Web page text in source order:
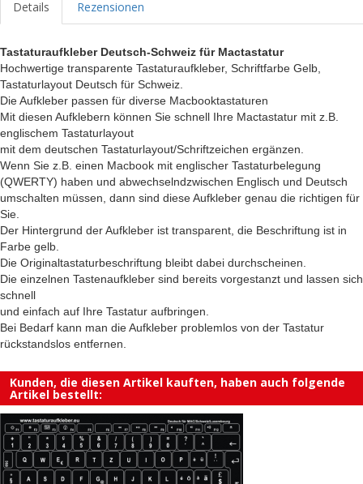
Details Rezensionen
Tastaturaufkleber Deutsch-Schweiz für Mactastatur
Hochwertige transparente Tastaturaufkleber, Schriftfarbe Gelb,
Tastaturlayout Deutsch für Schweiz.
Die Aufkleber passen für diverse Macbooktastaturen
Mit diesen Aufklebern können Sie schnell Ihre Mactastatur mit z.B.
englischem Tastaturlayout
mit dem deutschen Tastaturlayout/Schriftzeichen ergänzen.
Wenn Sie z.B. einen Macbook mit englischer Tastaturbelegung
(QWERTY) haben und abwechselndzwischen Englisch und Deutsch
umschalten müssen, dann sind diese Aufkleber genau die richtigen für
Sie.
Der Hintergrund der Aufkleber ist transparent, die Beschriftung ist in
Farbe gelb.
Die Originaltastaturbeschriftung bleibt dabei durchscheinen.
Die einzelnen Tastenaufkleber sind bereits vorgestanzt und lassen sich
schnell
und einfach auf Ihre Tastatur aufbringen.
Bei Bedarf kann man die Aufkleber problemlos von der Tastatur
rückstandslos entfernen.
Kunden, die diesen Artikel kauften, haben auch folgende
Artikel bestellt: